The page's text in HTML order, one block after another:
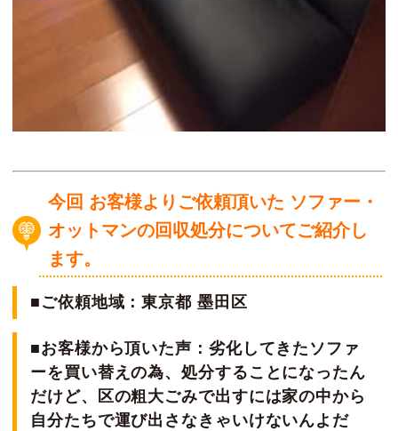
今回 お客様よりご依頼頂いた ソファー・
オットマンの回収処分についてご紹介し
ます。
■ご依頼地域：東京都 墨田区
■お客様から頂いた声：劣化してきたソファ
ーを買い替えの為、処分することになったん
だけど、区の粗大ごみで出すには家の中から
自分たちで運び出さなきゃいけないんよだ